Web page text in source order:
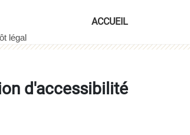
ACCUEIL
d'accessibilité